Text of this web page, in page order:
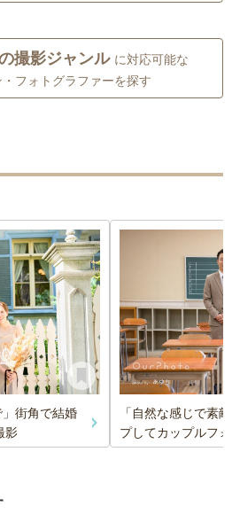
撮影ジャンル に対応可能な
フォトグラファーを探す
」街角で結婚
影
「自然な感じで素
プしてカップルフ